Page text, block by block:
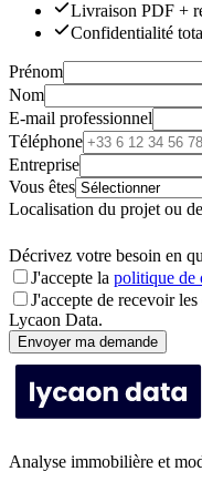
Livraison PDF +
Confidentialité
Prénom
Nom
E-mail professionnel
Téléphone
Entreprise
Vous êtes
Localisation du projet ou
Décrivez votre besoin en
J'accepte la politique de
J'accepte de recevoir
Lycaon Data.
Envoyer ma demande
Analyse immobilière et